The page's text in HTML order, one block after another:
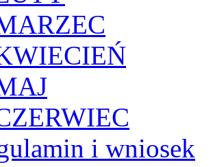
i wniosek